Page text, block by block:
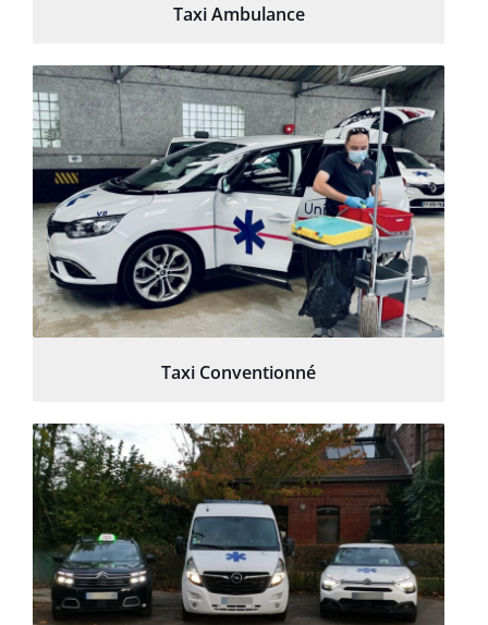
Taxi Ambulance
Taxi Conventionné